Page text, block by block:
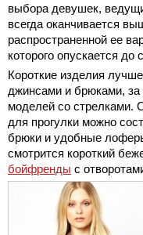
выбора девушек,
всегда оканчивается
распространенной ее
которого опускается
Короткие изделия
джинсами и брюками, за
моделей со стрелками.
для прогулки можно
брюки и удобные
смотрится короткий
бойфренды с